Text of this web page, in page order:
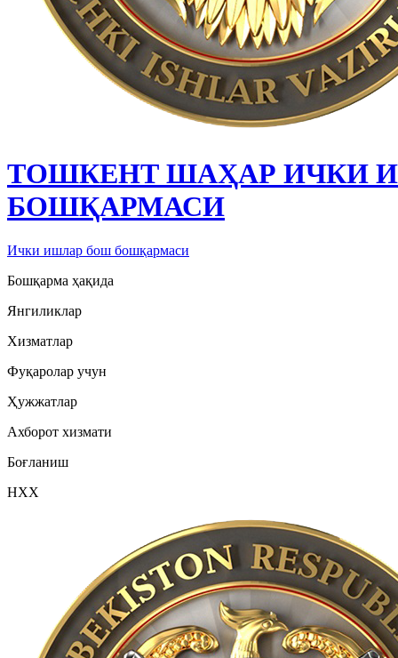
ТОШКЕНТ ШАҲАР ИЧКИ
БОШҚАРМАСИ
Ички ишлар бош бошқармаси
Бошқарма ҳақида
Янгиликлар
Хизматлар
Фуқаролар учун
Ҳужжатлар
Ахборот хизмати
Боғланиш
НХХ